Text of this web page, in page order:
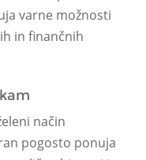
varne možnosti
in finančnih
način
pogosto ponuja